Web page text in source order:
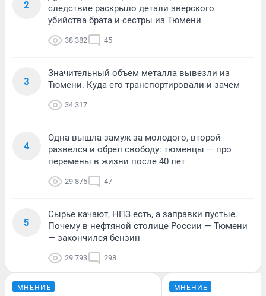
2
следствие раскрыло детали зверского
убийства брата и сестры из Тюмени
38 382 45
3
Значительный объем металла вывезли из
Тюмени. Куда его транспортировали и зачем
34 317
4
Одна вышла замуж за молодого, второй
развелся и обрел свободу: тюменцы — про
перемены в жизни после 40 лет
29 875 47
5
Сырье качают, НПЗ есть, а заправки пустые.
Почему в нефтяной столице России — Тюмени
— закончился бензин
29 793 298
МНЕНИЕ МНЕНИЕ